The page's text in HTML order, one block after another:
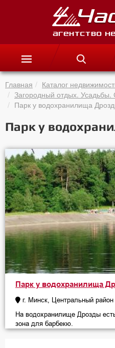
Главная
Каталог
Загородный отдых. Усадьбы.
Парк у водохранилища
Парк у
Парк у водохранилища
г. Минск, Центральный район
На водохранилище Дрозды
зона для барбекю.